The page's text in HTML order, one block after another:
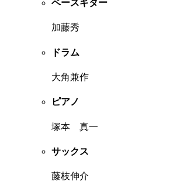
ベースギター
加藤秀
ドラム
大角兼作
ピアノ
塚本 真一
サックス
藤枝伸介